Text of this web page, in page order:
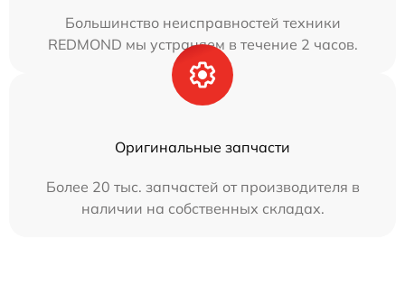
Большинство неисправностей техники
REDMOND мы устраняем в течение 2 часов.
Оригинальные запчасти
Более 20 тыс. запчастей от производителя в
наличии на собственных складах.